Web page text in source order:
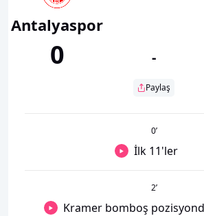
Antalyaspor
0 -
Paylaş
0’
İlk 11'ler
2’
Kramer bomboş